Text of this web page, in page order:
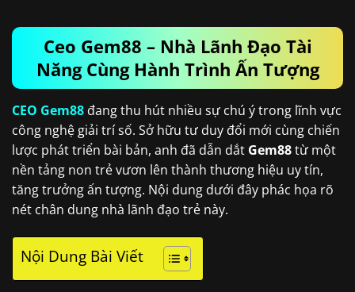
Ceo Gem88 – Nhà Lãnh Đạo Tài
Năng Cùng Hành Trình Ấn Tượng
CEO Gem88 đang thu hút nhiều sự chú ý trong lĩnh vực
công nghệ giải trí số. Sở hữu tư duy đổi mới cùng chiến
lược phát triển bài bản, anh đã dẫn dắt Gem88từ một
nền tảng non trẻ vươn lên thành thương hiệu uy tín,
tăng trưởng ấn tượng. Nội dung dưới đây phác họa rõ
nét chân dung nhà lãnh đạo trẻ này.
Nội Dung Bài Viết